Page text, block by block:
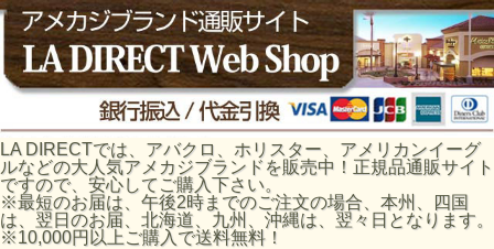
LA DIRECTでは、アバクロ、ホリスター、アメリカンイーグ
ルなどの大人気アメカジブランドを販売中！正規品通販サイト
ですので、安心してご購入下さい。
※最短のお届は、午後2時までのご注文の場合、本州、四国
は、翌日のお届、北海道、九州、沖縄は、翌々日となります。
※10,000円以上ご購入で送料無料！